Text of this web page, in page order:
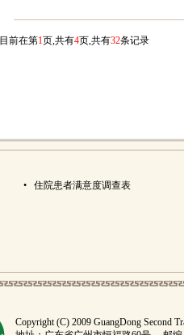
目前在第1页,共有4页,共有32条记录
• 住院患者满意度调查表
Copyright (C) 2009 GuangDong Second